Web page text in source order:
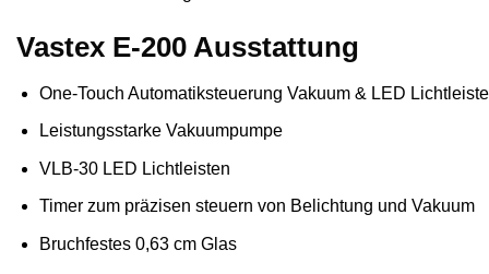
Vastex E-200 Ausstattung
One-Touch Automatiksteuerung Vakuum & LED
Leistungsstarke Vakuumpumpe
VLB-30 LED Lichtleisten
Timer zum präzisen steuern von Belichtung und Vakuum
Bruchfestes 0,63 cm Glas